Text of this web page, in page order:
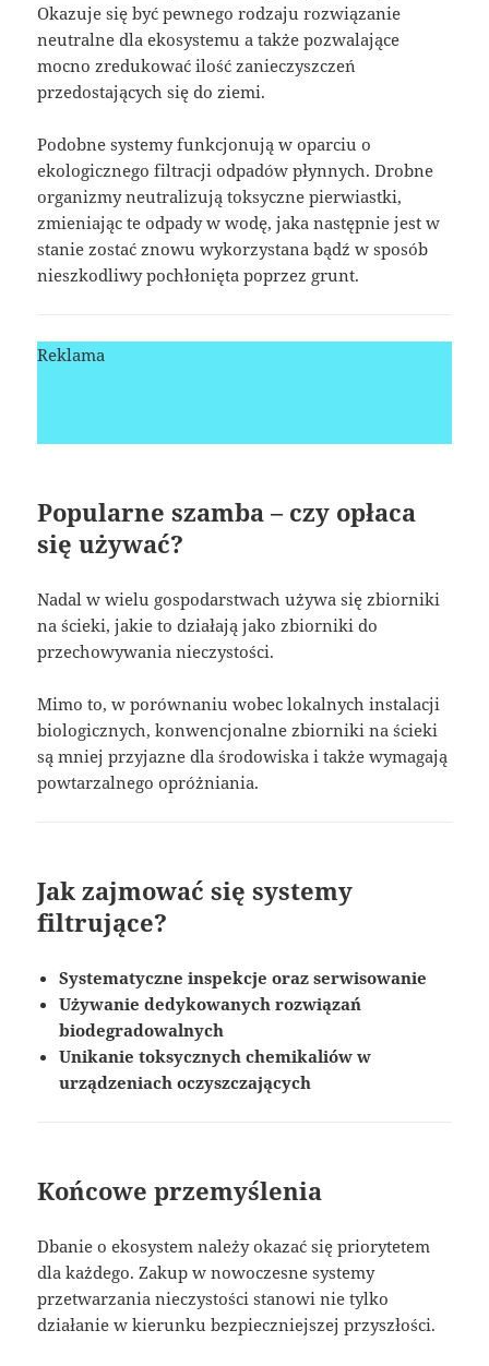
Okazuje się być pewnego rodzaju rozwiązanie
neutralne dla ekosystemu a także pozwalające
mocno zredukować ilość zanieczyszczeń
przedostających się do ziemi.
Podobne systemy funkcjonują w oparciu o
ekologicznego filtracji odpadów płynnych. Drobne
organizmy neutralizują toksyczne pierwiastki,
zmieniając te odpady w wodę, jaka następnie jest w
stanie zostać znowu wykorzystana bądź w sposób
nieszkodliwy pochłonięta poprzez grunt.
Reklama
Popularne szamba – czy opłaca
się używać?
Nadal w wielu gospodarstwach używa się zbiorniki
na ścieki, jakie to działają jako zbiorniki do
przechowywania nieczystości.
Mimo to, w porównaniu wobec lokalnych instalacji
biologicznych, konwencjonalne zbiorniki na ścieki
są mniej przyjazne dla środowiska i także wymagają
powtarzalnego opróżniania.
Jak zajmować się systemy
filtrujące?
Systematyczne inspekcje oraz serwisowanie
Używanie dedykowanych rozwiązań
biodegradowalnych
Unikanie toksycznych chemikaliów w
urządzeniach oczyszczających
Końcowe przemyślenia
Dbanie o ekosystem należy okazać się priorytetem
dla każdego. Zakup w nowoczesne systemy
przetwarzania nieczystości stanowi nie tylko
działanie w kierunku bezpieczniejszej przyszłości.